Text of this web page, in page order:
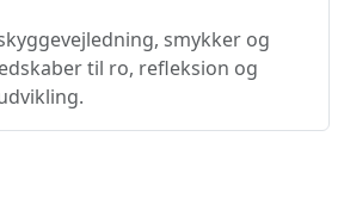
smykker og
til ro, refleksion og